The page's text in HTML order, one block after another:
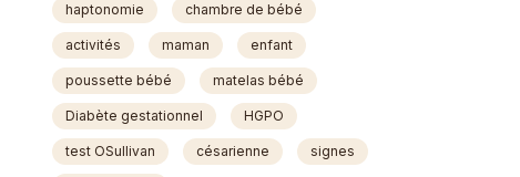
haptonomie chambre de bébé
activités maman enfant
poussette bébé matelas bébé
Diabète gestationnel HGPO
test OSullivan césarienne signes